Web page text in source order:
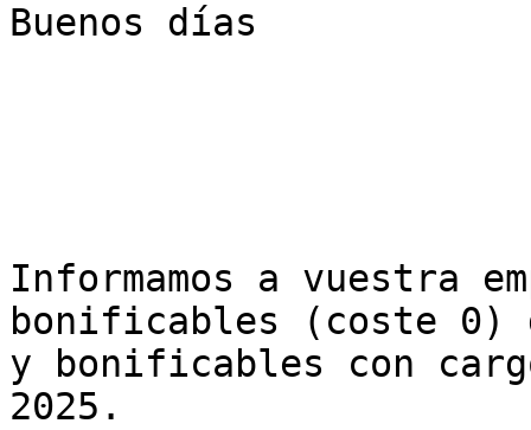
Buenos días
Informamos a vuestra
bonificables (coste 0)
y bonificables con
2025.